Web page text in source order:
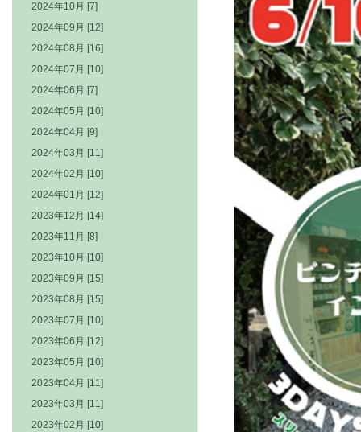
2024年10月 [7]
2024年09月 [12]
2024年08月 [16]
2024年07月 [10]
2024年06月 [7]
2024年05月 [10]
2024年04月 [9]
2024年03月 [11]
2024年02月 [10]
2024年01月 [12]
2023年12月 [14]
2023年11月 [8]
2023年10月 [10]
2023年09月 [15]
2023年08月 [15]
2023年07月 [10]
2023年06月 [12]
2023年05月 [10]
2023年04月 [11]
2023年03月 [11]
2023年02月 [10]